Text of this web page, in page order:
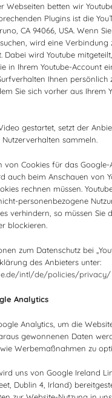
Webseiten betten wir
Plugins ist die
CA 94066, USA. Wenn
wird eine Verbindung
Dabei wird Youtube
in Ihrem Youtube-Account
Ihnen persönlich
Sie sich vorher aus Ihrem
gestartet, setzt der
sammeln.
von Cookies für das
auch beim Anschauen von
rechnen müssen.
personenbezogene
verhindern, so müssen Sie
blockieren.
zum Datenschutz bei
des Anbieters unter:
intl/de/policies/privacy/
Analytics
Analytics, um die
gewonnenen Daten
Werbemaßnahmen zu
uns von Google Ireland
Dublin 4, Irland)